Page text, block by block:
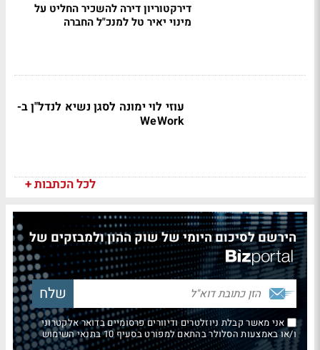
דירקטוריון דירה להשכיר החליט על
מינוי יאיר טל למנכ"ל החברה
עוזי לוי ימונה לסגן נשיא לנדל"ן ב-
WeWork
לכל הכתבות +
הירשם לסיכום היומי של שוק ההון ולמבזקים של
אני מאשר קבלת ניוזלטרים ודיוורים פרסומיים בדואר אלקטרוני
ו/או באמצעות הסלולר בהתאם למפורט בסעיף 10 בתנאי השימוש